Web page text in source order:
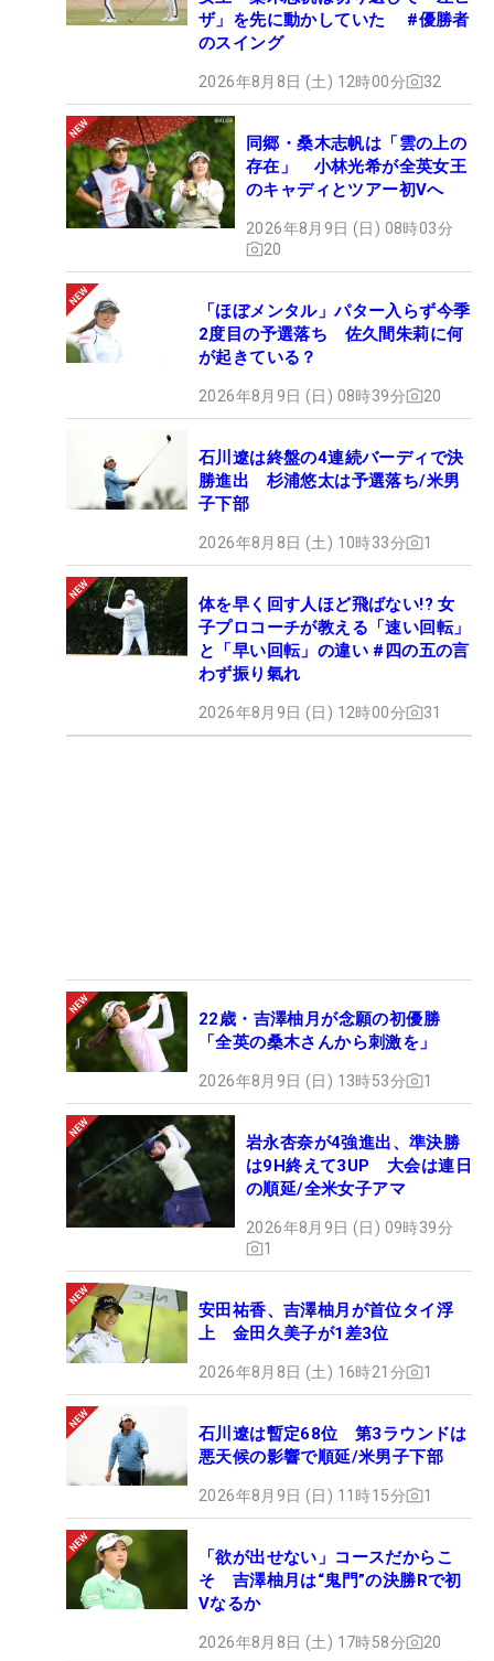
ザ」を先に動かしていた #優勝者
のスイング
2026年8月8日 (土) 12時00分 32
同郷・桑木志帆は「雲の上の
存在」 小林光希が全英女王
のキャディとツアー初Vへ
2026年8月9日 (日) 08時03分
20
「ほぼメンタル」パター入らず今季
2度目の予選落ち 佐久間朱莉に何
が起きている？
2026年8月9日 (日) 08時39分 20
石川遼は終盤の4連続バーディで決
勝進出 杉浦悠太は予選落ち/米男
子下部
2026年8月8日 (土) 10時33分 1
体を早く回す人ほど飛ばない!? 女
子プロコーチが教える「速い回転」
と「早い回転」の違い #四の五の言
わず振り氣れ
2026年8月9日 (日) 12時00分 31
22歳・吉澤柚月が念願の初優勝
「全英の桑木さんから刺激を」
2026年8月9日 (日) 13時53分 1
岩永杏奈が4強進出、準決勝
は9H終えて3UP 大会は連日
の順延/全米女子アマ
2026年8月9日 (日) 09時39分
1
安田祐香、吉澤柚月が首位タイ浮
上 金田久美子が1差3位
2026年8月8日 (土) 16時21分 1
石川遼は暫定68位 第3ラウンドは
悪天候の影響で順延/米男子下部
2026年8月9日 (日) 11時15分 1
「欲が出せない」コースだからこ
そ 吉澤柚月は“鬼門”の決勝Rで初
Vなるか
2026年8月8日 (土) 17時58分 20